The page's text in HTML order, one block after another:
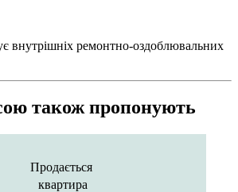
внутрішніх ремонтно-оздоблювальних
також пропонують
Продається
квартира